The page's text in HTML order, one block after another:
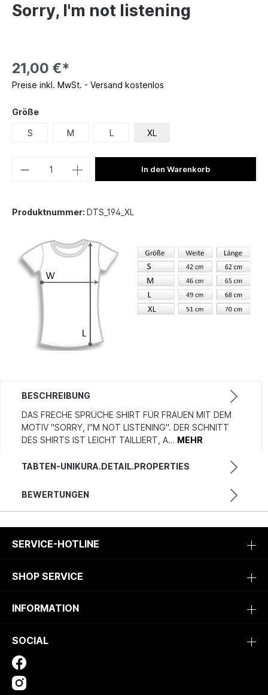
Sorry, I'm not listening
21,00 €*
Preise inkl. MwSt. - Versand kostenlos
Größe
S M L XL
In den Warenkorb
Produktnummer: DTS_194_XL
BESCHREIBUNG
DAS FRECHE SPRÜCHE SHIRT FÜR FRAUEN MIT DEM
MOTIV "SORRY, I"M NOT LISTENING". DER SCHNITT
DES SHIRTS IST LEICHT TAILLIERT, A… MEHR
TABTEN-UNIKURA.DETAIL.PROPERTIES
BEWERTUNGEN
SERVICE-HOTLINE
SHOP SERVICE
INFORMATION
SOCIAL